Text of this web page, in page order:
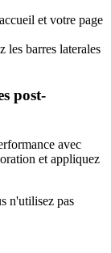
et votre page
les barres laterales
post-
avec
et appliquez
n'utilisez pas